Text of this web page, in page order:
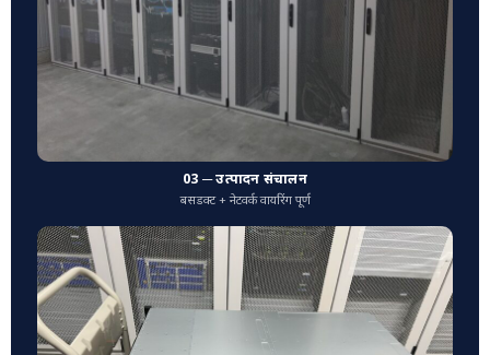
03 ─ उत्पादन संचालन
बसडक्ट + नेटवर्क वायरिंग पूर्ण